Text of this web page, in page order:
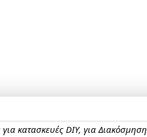
κατασκευές DIY, για Διακόσμηση